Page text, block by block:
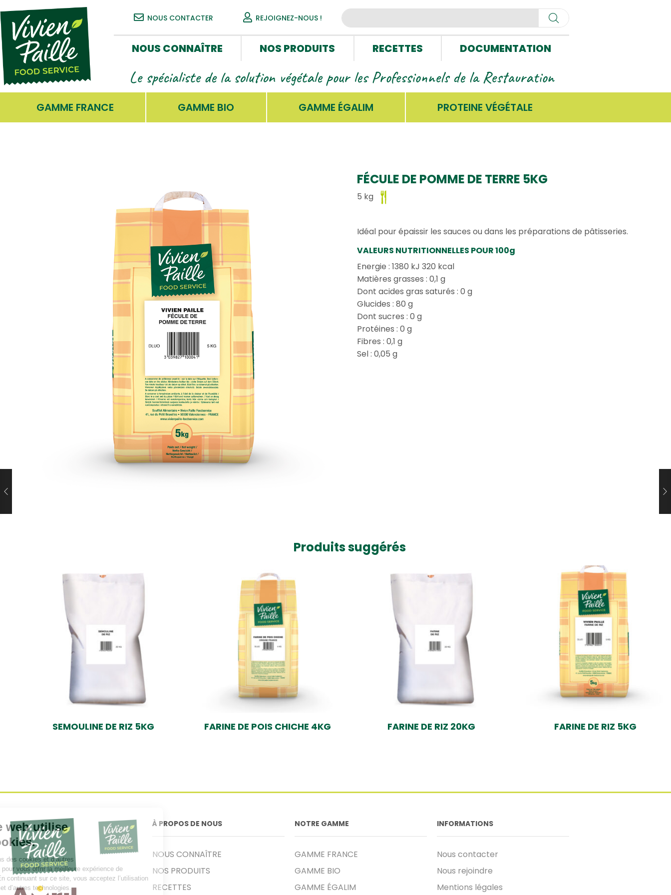
NOUS CONTACTER REJOIGNEZ-NOUS !
NOUS CONNAÎTRE NOS PRODUITS RECETTES DOCUMENTATION
Le spécialiste de la solution végétale pour les Professionnels de la Restauration
GAMME FRANCE GAMME BIO GAMME ÉGALIM PROTEINE VÉGÉTALE
FÉCULE DE POMME DE TERRE 5KG
5 kg
Idéal pour épaissir les sauces ou dans les préparations de pâtisseries.
VALEURS NUTRITIONNELLES POUR 100g
Energie : 1380 kJ 320 kcal
Matières grasses : 0,1 g
Dont acides gras saturés : 0 g
Glucides : 80 g
Dont sucres : 0 g
Protéines : 0 g
Fibres : 0,1 g
Sel : 0,05 g
Produits suggérés
SEMOULINE DE RIZ 5KG FARINE DE POIS CHICHE 4KG FARINE DE RIZ 20KG FARINE DE RIZ 5KG
À PROPOS DE NOUS
NOUS CONNAÎTRE
NOS PRODUITS
RECETTES
NOTRE GAMME
GAMME FRANCE
GAMME BIO
GAMME ÉGALIM
INFORMATIONS
Nous contacter
Nous rejoindre
Mentions légales